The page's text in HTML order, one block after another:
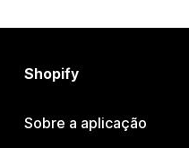
Shopify
Sobre a aplicação